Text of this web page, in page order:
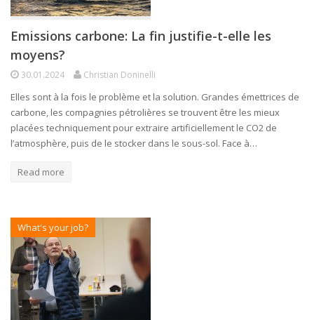
Emissions carbone: La fin justifie-t-elle les
moyens?
30.01.2024 Christian Doninelli
Elles sont à la fois le problème et la solution. Grandes émettrices de
carbone, les compagnies pétrolières se trouvent être les mieux
placées techniquement pour extraire artificiellement le CO2 de
l’atmosphère, puis de le stocker dans le sous-sol. Face à…
Read more
What's your job?